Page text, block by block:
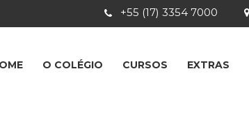
+55 (17) 3354 7000
O COLÉGIO CURSOS EXTRAS